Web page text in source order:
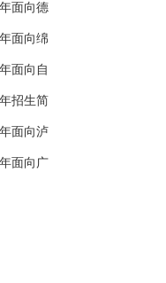
面向德
面向绵
面向自
招生简
面向泸
面向广